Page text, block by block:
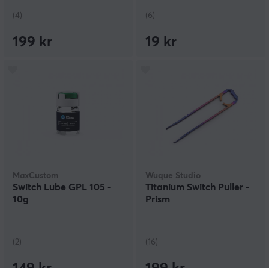
(4)
199 kr
(6)
19 kr
MaxCustom
Switch Lube GPL 105 -
10g
(2)
Wuque Studio
Titanium Switch Puller -
Prism
(16)